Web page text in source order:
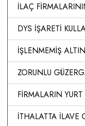
İLAÇ
DYS İŞARETİ
ZORUNLU